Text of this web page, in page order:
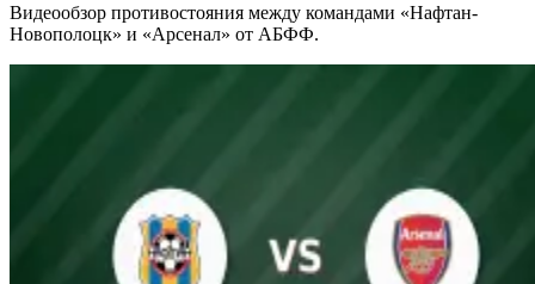
Видеообзор противостояния между командами «Нафтан-
Новополоцк» и «Арсенал» от АБФФ.